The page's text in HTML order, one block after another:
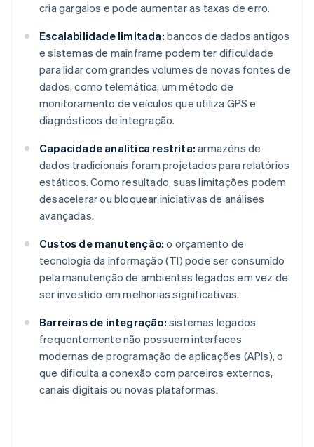
cria gargalos e pode aumentar as taxas de erro.
Escalabilidade limitada: bancos de dados antigos
e sistemas de mainframe podem ter dificuldade
para lidar com grandes volumes de novas fontes de
dados, como telemática, um método de
monitoramento de veículos que utiliza GPS e
diagnósticos de integração.
Capacidade analítica restrita: armazéns de
dados tradicionais foram projetados para relatórios
estáticos. Como resultado, suas limitações podem
desacelerar ou bloquear iniciativas de análises
avançadas.
Custos de manutenção: o orçamento de
tecnologia da informação (TI) pode ser consumido
pela manutenção de ambientes legados em vez de
ser investido em melhorias significativas.
Barreiras de integração: sistemas legados
frequentemente não possuem interfaces
modernas de programação de aplicações (APIs), o
que dificulta a conexão com parceiros externos,
canais digitais ou novas plataformas.